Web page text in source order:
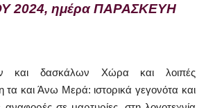
2024, ημέρα ΠΑΡΑΣΚΕΥΗ
και δασκάλων Χώρα και λοιπές
τα και Άνω Μερά: ιστορικά γεγονότα και